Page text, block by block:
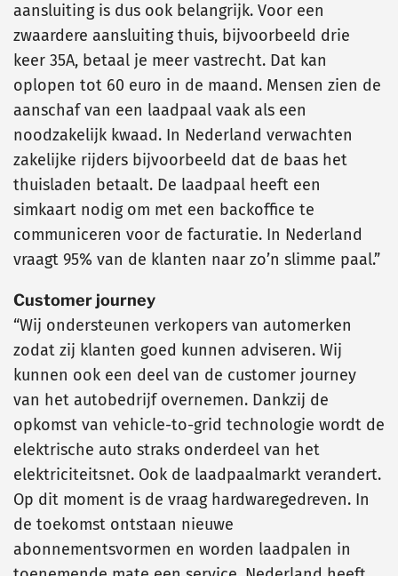
aansluiting is dus ook belangrijk. Voor een
zwaardere aansluiting thuis, bijvoorbeeld drie
keer 35A, betaal je meer vastrecht. Dat kan
oplopen tot 60 euro in de maand. Mensen zien de
aanschaf van een laadpaal vaak als een
noodzakelijk kwaad. In Nederland verwachten
zakelijke rijders bijvoorbeeld dat de baas het
thuisladen betaalt. De laadpaal heeft een
simkaart nodig om met een backoffice te
communiceren voor de facturatie. In Nederland
vraagt 95% van de klanten naar zo’n slimme paal.”
Customer journey
“Wij ondersteunen verkopers van automerken
zodat zij klanten goed kunnen adviseren. Wij
kunnen ook een deel van de customer journey
van het autobedrijf overnemen. Dankzij de
opkomst van vehicle-to-grid technologie wordt de
elektrische auto straks onderdeel van het
elektriciteitsnet. Ook de laadpaalmarkt verandert.
Op dit moment is de vraag hardwaregedreven. In
de toekomst ontstaan nieuwe
abonnementsvormen en worden laadpalen in